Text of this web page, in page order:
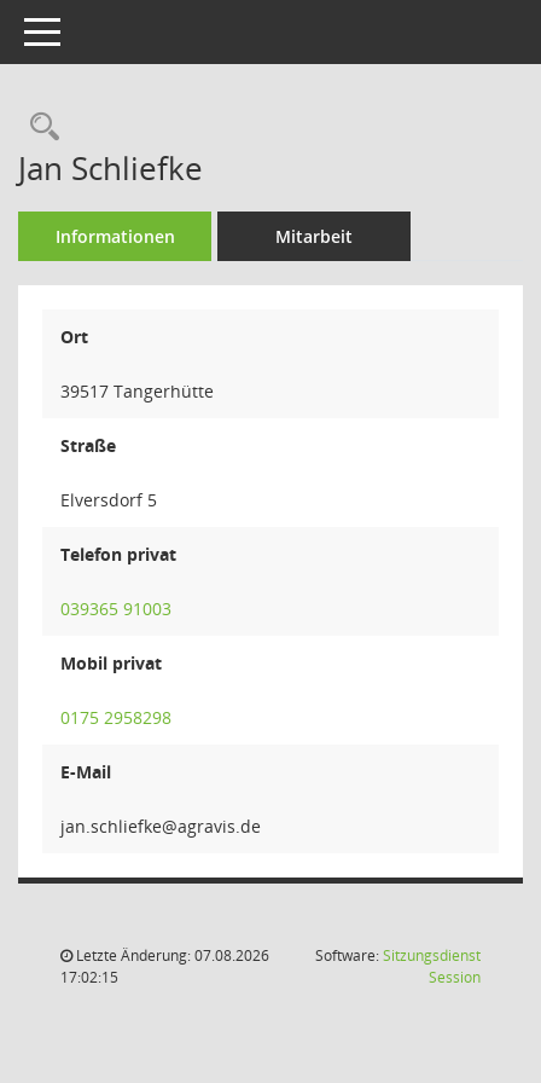
Toggle navigation
Rechercheauswahl
Jan Schliefke
Informationen Mitarbeit
Ort
39517 Tangerhütte
Straße
Elversdorf 5
Telefon privat
039365 91003
Mobil privat
0175 2958298
E-Mail
ekfeil
Letzte Änderung: 07.08.2026
17:02:15
Software:Sitzungsdienst
Session(Wird in